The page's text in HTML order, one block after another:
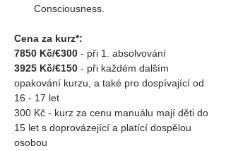
Consciousness.
Cena za kurz*:
7850 Kč/€300 - při 1. absolvování
3925 Kč/€150 - při každém dalším
opakování kurzu, a také pro dospívající od
16 - 17 let
300 Kč - kurz za cenu manuálu mají děti do
15 let s doprovázející a platící dospělou
osobou